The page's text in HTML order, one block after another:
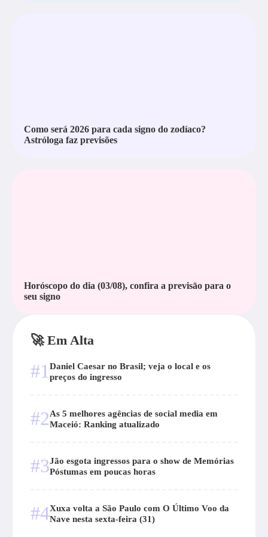
Como será 2026 para cada signo do zodíaco?
Astróloga faz previsões
Horóscopo do dia (03/08), confira a previsāo para o
seu signo
🚀 Em Alta
#1 Daniel Caesar no Brasil; veja o local e os
preços do ingresso
#2As 5 melhores agências de social media em
Maceió: Ranking atualizado
#3Jão esgota ingressos para o show de Memórias
Póstumas em poucas horas
#4Xuxa volta a São Paulo com O Último Voo da
Nave nesta sexta-feira (31)